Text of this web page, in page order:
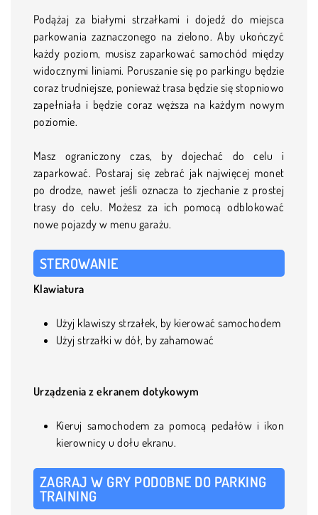
Podążaj za białymi strzałkami i dojedź do miejsca
parkowania zaznaczonego na zielono. Aby ukończyć
każdy poziom, musisz zaparkować samochód między
widocznymi liniami. Poruszanie się po parkingu będzie
coraz trudniejsze, ponieważ trasa będzie się stopniowo
zapełniała i będzie coraz węższa na każdym nowym
poziomie.
Masz ograniczony czas, by dojechać do celu i
zaparkować. Postaraj się zebrać jak najwięcej monet
po drodze, nawet jeśli oznacza to zjechanie z prostej
trasy do celu. Możesz za ich pomocą odblokować
nowe pojazdy w menu garażu.
STEROWANIE
Klawiatura
Użyj klawiszy strzałek, by kierować samochodem
Użyj strzałki w dół, by zahamować
Urządzenia z ekranem dotykowym
Kieruj samochodem za pomocą pedałów i ikon
kierownicy u dołu ekranu.
ZAGRAJ W GRY PODOBNE DO PARKING
TRAINING